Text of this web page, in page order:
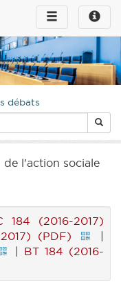
Toggle
infos
Toggle
navigation
débats
de l'action sociale
184 (2016-2017)
(PDF)
|
| BT 184 (2016-